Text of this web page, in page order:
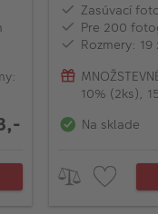
Zasúvací
Pre 200
Rozmery: 19
10% (2ks),
Na sklade